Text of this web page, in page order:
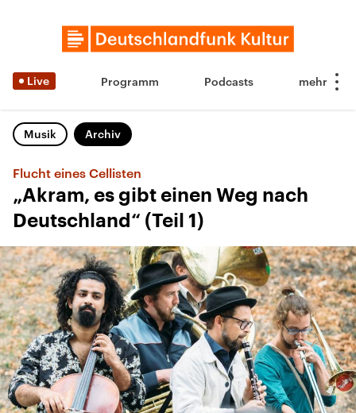
Live Programm Podcasts
Musik Archiv
Flucht eines Cellisten
„Akram, es gibt einen Weg nach
Deutschland“ (Teil 1)